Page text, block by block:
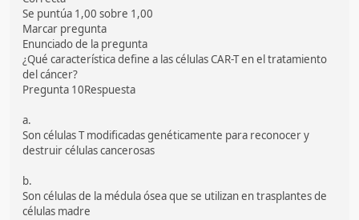
Se puntúa 1,00 sobre 1,00
Marcar pregunta
Enunciado de la pregunta
¿Qué característica define a las células CAR-T en el tratamiento
del cáncer?
Pregunta 10Respuesta
a.
Son células T modificadas genéticamente para reconocer y
destruir células cancerosas
b.
Son células de la médula ósea que se utilizan en trasplantes de
células madre